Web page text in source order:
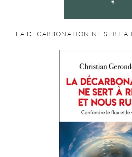
LA DÉCARBONATION NE SERT À